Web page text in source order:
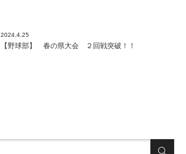
2024.4.25
【野球部】 春の県大会 ２回戦突破！！